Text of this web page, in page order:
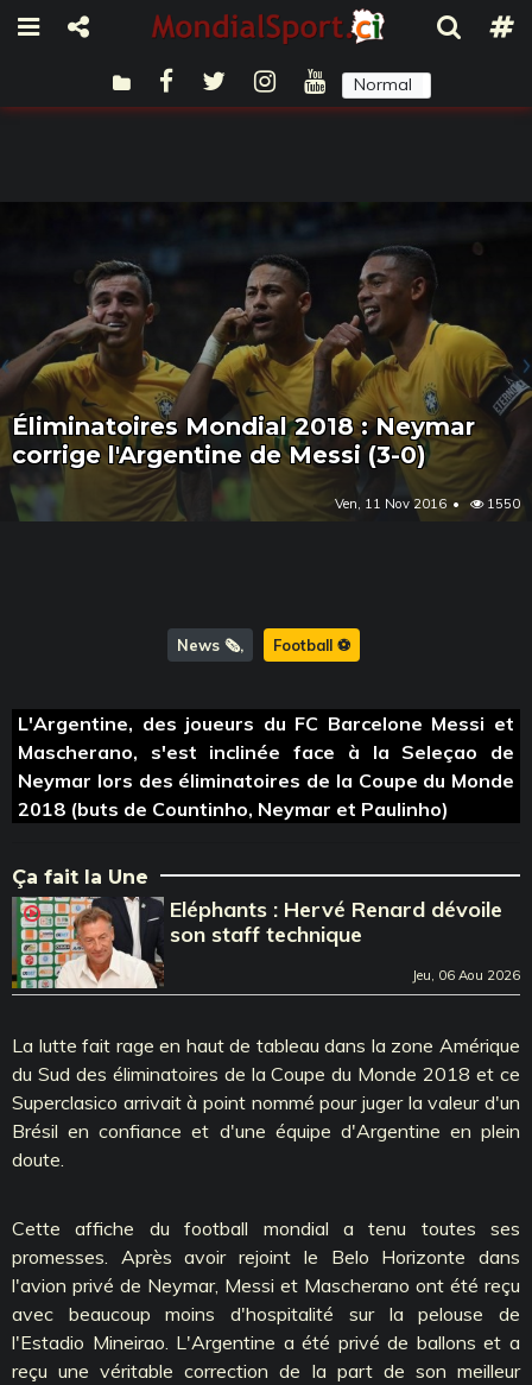
Normal
Éliminatoires Mondial 2018 : Neymar
corrige l'Argentine de Messi (3-0)
Ven, 11 Nov 2016 1550
News 🗞️ Football ⚽️
L'Argentine, des joueurs du FC Barcelone Messi et
Mascherano, s'est inclinée face à la Seleçao de
Neymar lors des éliminatoires de la Coupe du Monde
2018 (buts de Countinho, Neymar et Paulinho)
Ça fait la Une
Eléphants : Hervé Renard dévoile
son staff technique
Jeu, 06 Aou 2026
La lutte fait rage en haut de tableau dans la zone Amérique
du Sud des éliminatoires de la Coupe du Monde 2018 et ce
Superclasico arrivait à point nommé pour juger la valeur d'un
Brésil en confiance et d'une équipe d'Argentine en plein
doute.
Cette affiche du football mondial a tenu toutes ses
promesses. Après avoir rejoint le Belo Horizonte dans
l'avion privé de Neymar, Messi et Mascherano ont été reçu
avec beaucoup moins d'hospitalité sur la pelouse de
l'Estadio Mineirao. L'Argentine a été privé de ballons et a
reçu une véritable correction de la part de son meilleur